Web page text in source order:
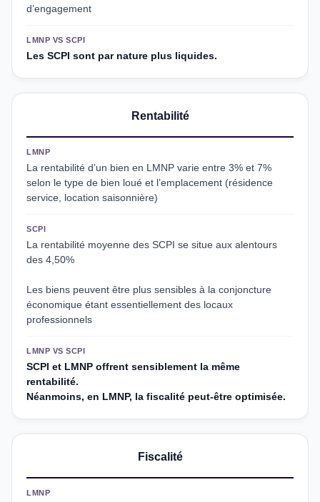
d’engagement
LMNP VS SCPI
Les SCPI sont par nature plus liquides.
Rentabilité
LMNP
La rentabilité d’un bien en LMNP varie entre 3% et 7%
selon le type de bien loué et l’emplacement (résidence
service, location saisonnière)
SCPI
La rentabilité moyenne des SCPI se situe aux alentours
des 4,50%
Les biens peuvent être plus sensibles à la conjoncture
économique étant essentiellement des locaux
professionnels
LMNP VS SCPI
SCPI et LMNP offrent sensiblement la même
rentabilité.
Néanmoins, en LMNP, la fiscalité peut-être optimisée.
Fiscalité
LMNP